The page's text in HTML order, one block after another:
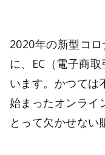
2020年の新型コ
に、EC（電子商
います。かつては
始まったオンライ
とって欠かせない